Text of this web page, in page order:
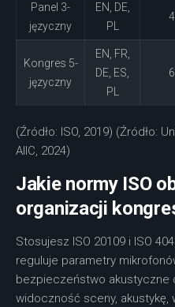
Panel 3-
języczny
EN, DE,
PL
4
Kongres 5-
języczny
EN, FR,
DE, ES,
PL
6
(Źródło: ISO, 2019) (Źródło:
AIIC, 2024)
Jakie normy ISO
organizacji
Stosujesz ISO 20109 i ISO
reguluje parametry
bezpieczeństwo akustyczne
widoczność sceny, akustykę,